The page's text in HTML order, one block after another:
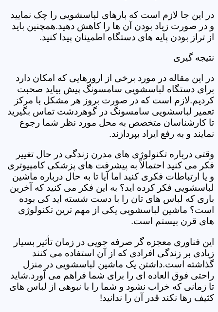
در این جا لازم است که بارهای لباسشویی را چک نمایید
و در صورت زیاد بودن آن ها را کاهش دهید.همچنین باید
از تراز بودن پایه های دستگاه اطمینان پیدا کنید.
نتیجه گیری
در این مقاله در مورد برخی از ارورهایی که امکان دارد
برای دستگاه لباسشویی سامسونگ پیش بیاید صحبت
کردیم.لازم است که در صورت بروز هر مشکل با مرکز
تعمیر لباسشویی سامسونگ در گوهردشت تماس بگیرید
تا کارشناسان متخصص به محل مورد نظر شما رجوع
نمایند و به رفع ایراد بپردازند.
وقتی درباره تکنولوژی های مدرن زندگی در حال تغییر
فکر می کنید احتمالاً به پیشرفت های پزشکی کامپیوتری
و یا ارتباطات فکری کنید اما آیا تا به حال درباره ماشین
لباسشویی فکر کرده اید؟ به این فکر می کنید که آخرین
باری که لباس های تان را با دست شسته اید کی بوده
است؟ ماشین لباسشویی یکی از مهم ترین تکنولوژی
های قرن بیستم است.
این فناوری معجزه گر صرفه جویی در زمان تأثیر بسیار
زیادی بر زندگی افرادی که از آن استفاده می کنند
گذاشته است.داشتن یک ماشین لباسشویی در منزل
راحتی فوق العاده ای را برای شما فراهم می آورد.شاید
تا زمانی که خراب نشود و شما را با نبوهی از لباس های
کثیف رها نکند قدر آن را ندانید!